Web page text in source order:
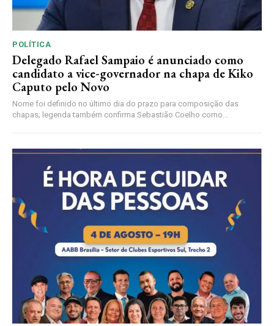
POLÍTICA
Delegado Rafael Sampaio é anunciado como
candidato a vice-governador na chapa de Kiko
Caputo pelo Novo
Nome foi definido no último dia do prazo para composição das
chapas; legenda também confirma Sebastião Coelho como...